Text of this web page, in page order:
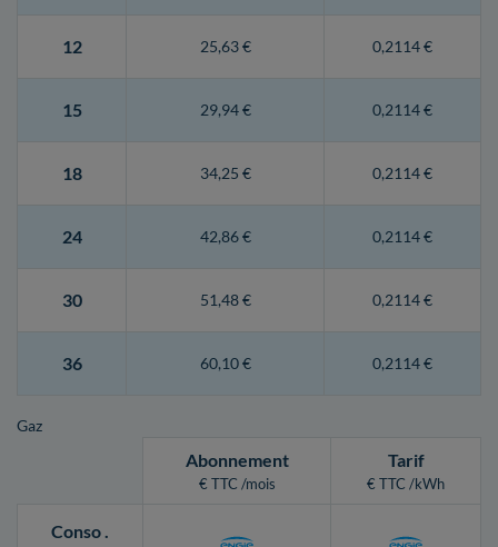
12 25,63 € 0,2114 €
15 29,94 € 0,2114 €
18 34,25 € 0,2114 €
24 42,86 € 0,2114 €
30 51,48 € 0,2114 €
36 60,10 € 0,2114 €
Gaz
Abonnement
€ TTC /mois
Tarif
€ TTC /kWh
Conso.